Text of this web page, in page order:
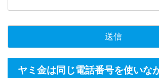
ヤミ金は同じ電話番号を使いな